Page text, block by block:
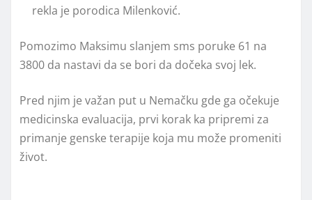
rekla je porodica Milenković.
Pomozimo Maksimu slanjem sms poruke 61 na
3800 da nastavi da se bori da dočeka svoj lek.
Pred njim je važan put u Nemačku gde ga očekuje
medicinska evaluacija, prvi korak ka pripremi za
primanje genske terapije koja mu može promeniti
život.